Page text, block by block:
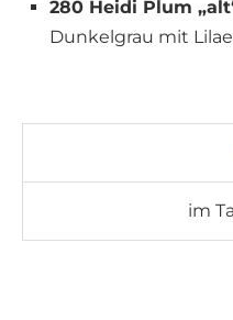
280 Heidi Plum
Dunkelgrau mit
im